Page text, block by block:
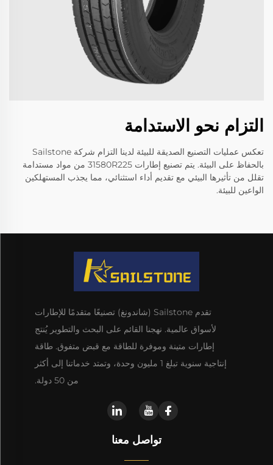
التزام نحو الاستدامة
تعكس عمليات التصنيع الصديقة للبيئة لدينا التزام شركة Sailstone
بالحفاظ على البيئة. يتم تصنيع إطارات 31580R225 من مواد مستدامة
تقلل من تأثيرها البيئي مع تقديم أداء استثنائي، مما يجذب المستهلكين
الواعين للبيئة.
تقدم Sailstone (شاندونغ) تصنيعًا متقدمًا للإطارات
لأسواق عالمية. نهجنا القائم على البحث والتطوير يُنتج
إطارات متينة وموفرة للطاقة مع قبض متفوق. طاقة
إنتاجية سنوية تبلغ 1 مليون وحدة، وتمتد خدماتنا إلى أكثر
من 50 دولة.
تواصل معنا